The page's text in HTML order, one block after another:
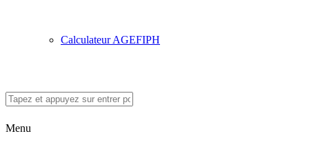
Calculateur AGEFIPH
Menu